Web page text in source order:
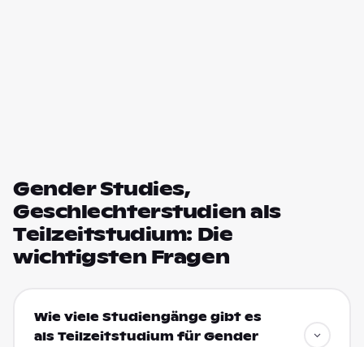
Gender Studies,
Geschlechterstudien als
Teilzeitstudium: Die
wichtigsten Fragen
Wie viele Studiengänge gibt es
als Teilzeitstudium für Gender